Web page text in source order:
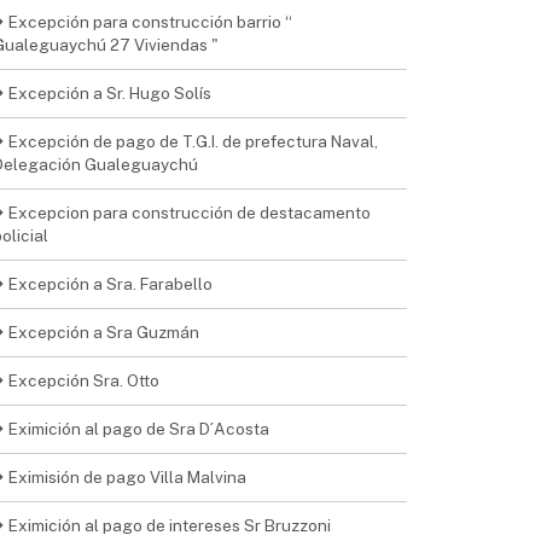
Excepción para construcción barrio “
27 Viviendas "
Excepción a Sr. Hugo Solís
Excepción de pago de T.G.I. de prefectura Naval,
Gualeguaychú
Excepcion para construcción de destacamento
Excepción a Sra. Farabello
Excepción a Sra Guzmán
Excepción Sra. Otto
Eximición al pago de Sra D´Acosta
Eximisión de pago Villa Malvina
Eximición al pago de intereses Sr Bruzzoni